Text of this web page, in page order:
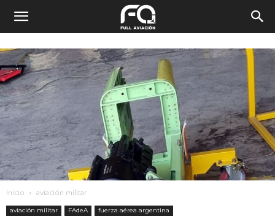
Inicio aviación militar
aviación militar FAdeA fuerza aérea argentina